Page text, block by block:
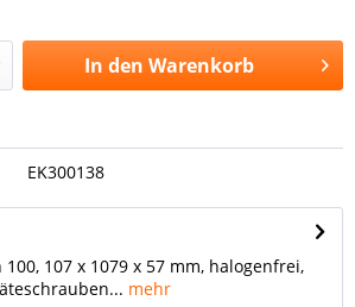
In den Warenkorb
EK300138
107 x 1079 x 57 mm, halogenfrei,
mehr